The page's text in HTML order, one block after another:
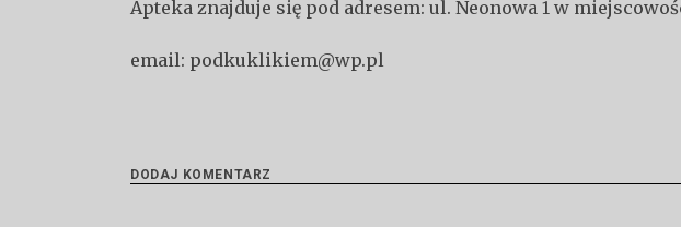
Apteka znajduje się pod adresem: ul. Neonowa 1 w
email: podkuklikiem@wp.pl
DODAJ KOMENTARZ